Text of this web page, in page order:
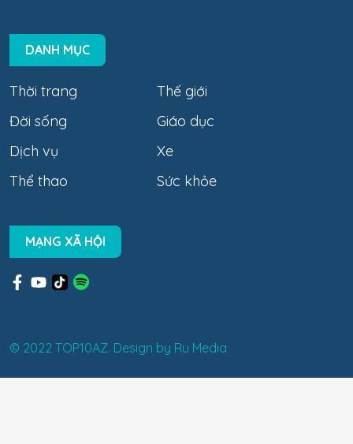
DANH MỤC
Thời trang
Thế giới
Đời sống
Giáo dục
Dịch vụ
Xe
Thể thao
Sức khỏe
MẠNG XÃ HỘI
© 2022 TOP10AZ. Design by Ru Media